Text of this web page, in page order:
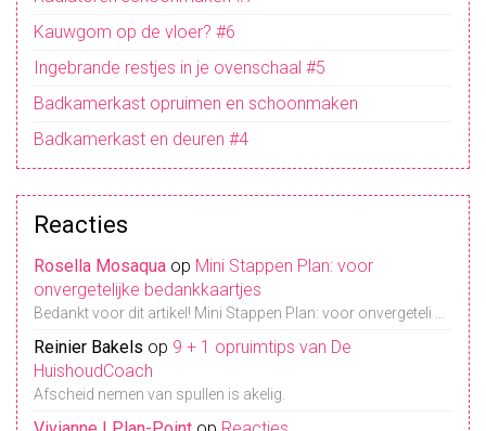
Kauwgom op de vloer? #6
Ingebrande restjes in je ovenschaal #5
Badkamerkast opruimen en schoonmaken
Badkamerkast en deuren #4
Reacties
Rosella Mosaqua op Mini Stappen Plan: voor
onvergetelijke bedankkaartjes
Bedankt voor dit artikel! Mini Stappen Plan: voor onvergeteli ...
Reinier Bakels op 9 + 1 opruimtips van De
HuishoudCoach
Afscheid nemen van spullen is akelig.